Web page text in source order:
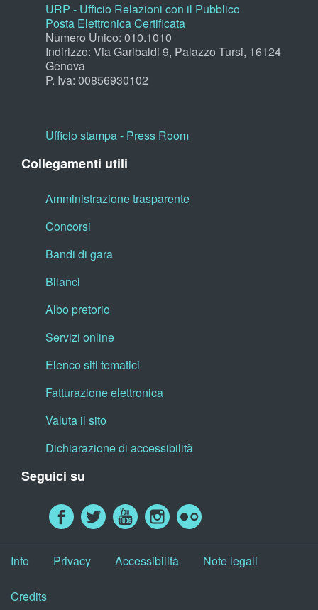
URP - Ufficio Relazioni con il Pubblico
Posta Elettronica Certificata
Numero Unico: 010.1010
Indirizzo: Via Garibaldi 9, Palazzo Tursi, 16124
Genova
P. Iva: 00856930102
Ufficio stampa - Press Room
Collegamenti utili
Amministrazione trasparente
Concorsi
Bandi di gara
Bilanci
Albo pretorio
Servizi online
Elenco siti tematici
Fatturazione elettronica
Valuta il sito
Dichiarazione di accessibilità
Seguici su
Info Privacy Accessibilità Note legali
Credits